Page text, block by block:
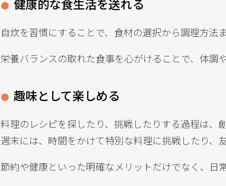
健康的な食生活を送れる
自炊を習慣にすることで、食材の選択から調理方法
栄養バランスの取れた食事を心がけることで、体調
趣味として楽しめる
料理のレシピを探したり、挑戦したりする過程は、
週末には、時間をかけて特別な料理に挑戦したり、
節約や健康といった明確なメリットだけでなく、日